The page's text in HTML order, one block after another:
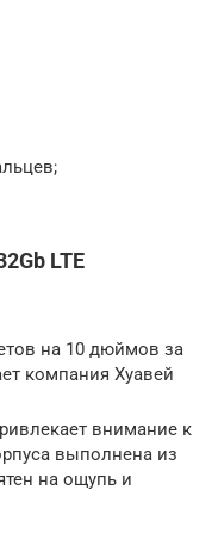
LTE
на 10 дюймов за
компания Хуавей
внимание к
выполнена из
на ощупь и